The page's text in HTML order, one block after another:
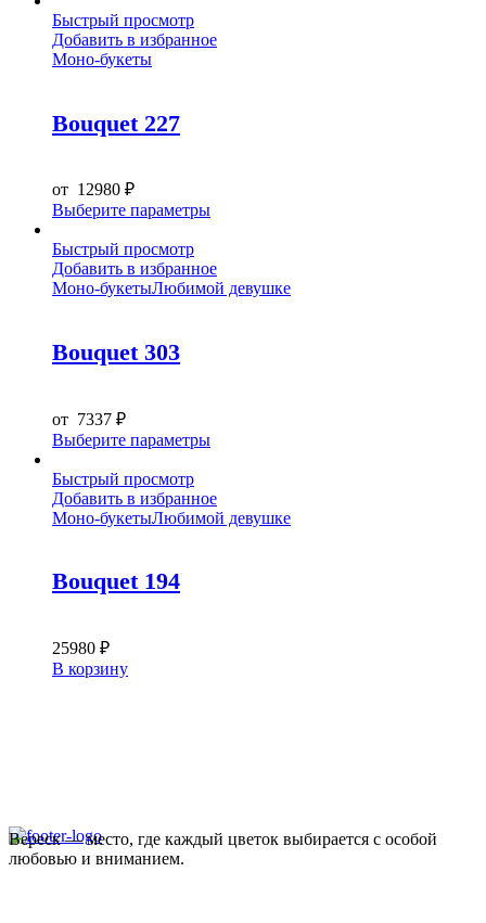
Быстрый просмотр
Добавить в избранное
Моно-букеты
Bouquet 227
от 12980 ₽
Выберите параметрыЭтот
несколько
вариаций.
Быстрый просмотр
Добавить в избранное
Моно-букетыЛюбимой девушке
Bouquet 303
от 7337 ₽
Выберите параметрыЭтот
несколько
вариаций.
Быстрый просмотр
Добавить в избранное
Моно-букетыЛюбимой девушке
Bouquet 194
25980 ₽
В корзину
Вереск — место, где каждый цветок выбирается с особой
любовью и вниманием.